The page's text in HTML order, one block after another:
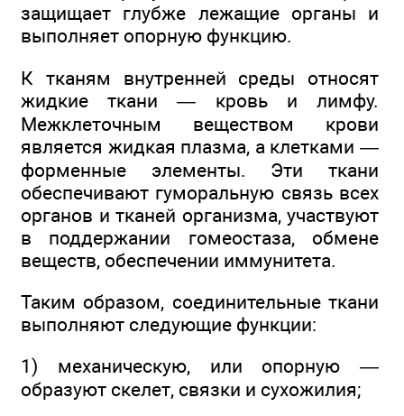
защищает глубже лежащие органы и
выполняет опорную функцию.
К тканям внутренней среды относят
жидкие ткани — кровь и лимфу.
Межклеточным веществом крови
является жидкая плазма, а клетками —
форменные элементы. Эти ткани
обеспечивают гуморальную связь всех
органов и тканей организма, участвуют
в поддержании гомеостаза, обмене
веществ, обеспечении иммунитета.
Таким образом, соединительные ткани
выполняют следующие функции:
1) механическую, или опорную —
образуют скелет, связки и сухожилия;